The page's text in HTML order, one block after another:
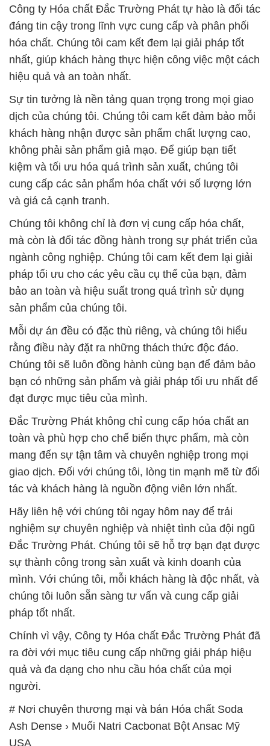
Công ty Hóa chất Đắc Trường Phát tự hào là đối tác
đáng tin cậy trong lĩnh vực cung cấp và phân phối
hóa chất. Chúng tôi cam kết đem lại giải pháp tốt
nhất, giúp khách hàng thực hiện công việc một cách
hiệu quả và an toàn nhất.
Sự tin tưởng là nền tảng quan trọng trong mọi giao
dịch của chúng tôi. Chúng tôi cam kết đảm bảo mỗi
khách hàng nhận được sản phẩm chất lượng cao,
không phải sản phẩm giả mạo. Để giúp bạn tiết
kiệm và tối ưu hóa quá trình sản xuất, chúng tôi
cung cấp các sản phẩm hóa chất với số lượng lớn
và giá cả cạnh tranh.
Chúng tôi không chỉ là đơn vị cung cấp hóa chất,
mà còn là đối tác đồng hành trong sự phát triển của
ngành công nghiệp. Chúng tôi cam kết đem lại giải
pháp tối ưu cho các yêu cầu cụ thể của bạn, đảm
bảo an toàn và hiệu suất trong quá trình sử dụng
sản phẩm của chúng tôi.
Mỗi dự án đều có đặc thù riêng, và chúng tôi hiểu
rằng điều này đặt ra những thách thức độc đáo.
Chúng tôi sẽ luôn đồng hành cùng bạn để đảm bảo
bạn có những sản phẩm và giải pháp tối ưu nhất để
đạt được mục tiêu của mình.
Đắc Trường Phát không chỉ cung cấp hóa chất an
toàn và phù hợp cho chế biến thực phẩm, mà còn
mang đến sự tận tâm và chuyên nghiệp trong mọi
giao dịch. Đối với chúng tôi, lòng tin mạnh mẽ từ đối
tác và khách hàng là nguồn động viên lớn nhất.
Hãy liên hệ với chúng tôi ngay hôm nay để trải
nghiệm sự chuyên nghiệp và nhiệt tình của đội ngũ
Đắc Trường Phát. Chúng tôi sẽ hỗ trợ bạn đạt được
sự thành công trong sản xuất và kinh doanh của
mình. Với chúng tôi, mỗi khách hàng là độc nhất, và
chúng tôi luôn sẵn sàng tư vấn và cung cấp giải
pháp tốt nhất.
Chính vì vậy, Công ty Hóa chất Đắc Trường Phát đã
ra đời với mục tiêu cung cấp những giải pháp hiệu
quả và đa dạng cho nhu cầu hóa chất của mọi
người.
# Nơi chuyên thương mại và bán Hóa chất Soda
Ash Dense › Muối Natri Cacbonat Bột Ansac Mỹ
USA